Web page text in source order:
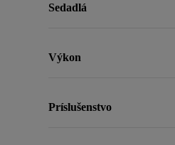
Sedadlá
Výkon
Príslušenstvo